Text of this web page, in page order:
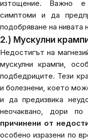
изтощение. Важно е
симптоми и да
подобряване на нивата
2.) Мускулни
Недостигът на
мускулни крампи,
подбедриците. Тези
и болезнени, което
и да предизвика
неочаквано, дори
причинени от
особено изразени по